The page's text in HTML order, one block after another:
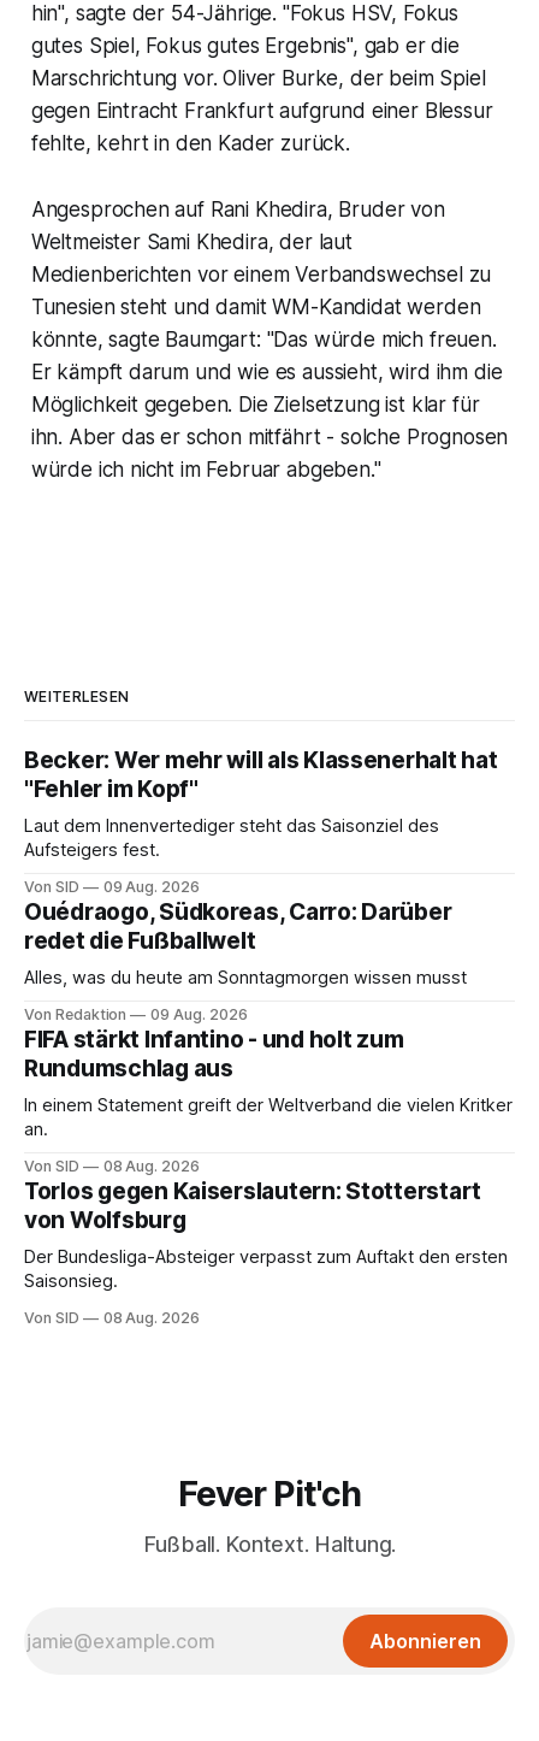
hin", sagte der 54-Jährige. "Fokus HSV, Fokus
gutes Spiel, Fokus gutes Ergebnis", gab er die
Marschrichtung vor. Oliver Burke, der beim Spiel
gegen Eintracht Frankfurt aufgrund einer Blessur
fehlte, kehrt in den Kader zurück.
Angesprochen auf Rani Khedira, Bruder von
Weltmeister Sami Khedira, der laut
Medienberichten vor einem Verbandswechsel zu
Tunesien steht und damit WM-Kandidat werden
könnte, sagte Baumgart: "Das würde mich freuen.
Er kämpft darum und wie es aussieht, wird ihm die
Möglichkeit gegeben. Die Zielsetzung ist klar für
ihn. Aber das er schon mitfährt - solche Prognosen
würde ich nicht im Februar abgeben."
WEITERLESEN
Becker: Wer mehr will als Klassenerhalt hat
"Fehler im Kopf"
Laut dem Innenvertediger steht das Saisonziel des
Aufsteigers fest.
Von SID 09 Aug. 2026
Ouédraogo, Südkoreas, Carro: Darüber
redet die Fußballwelt
Alles, was du heute am Sonntagmorgen wissen musst
Von Redaktion 09 Aug. 2026
FIFA stärkt Infantino - und holt zum
Rundumschlag aus
In einem Statement greift der Weltverband die vielen Kritker
an.
Von SID 08 Aug. 2026
Torlos gegen Kaiserslautern: Stotterstart
von Wolfsburg
Der Bundesliga-Absteiger verpasst zum Auftakt den ersten
Saisonsieg.
Von SID 08 Aug. 2026
Fever Pit'ch
Fußball. Kontext. Haltung.
Abonnieren